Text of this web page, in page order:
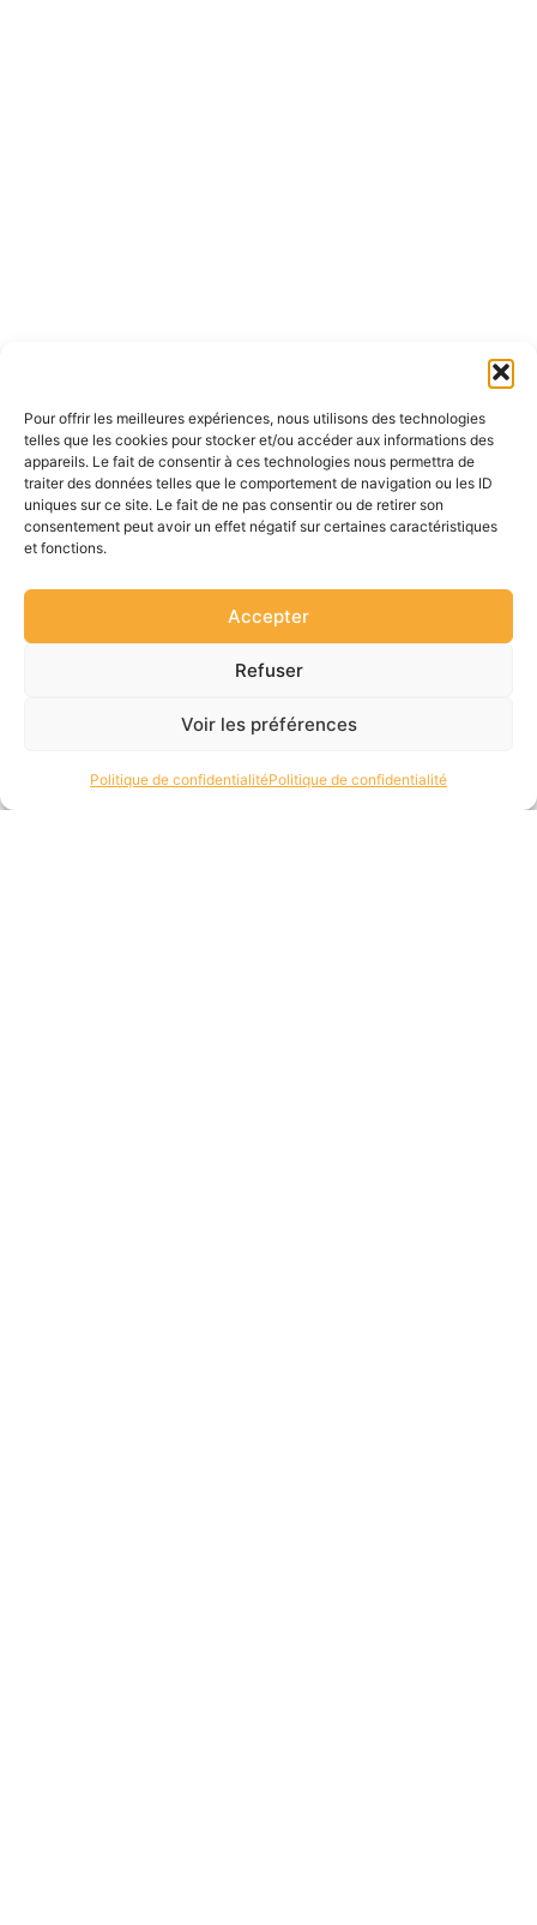
Pour offrir les meilleures expériences, nous utilisons des technologies
telles que les cookies pour stocker et/ou accéder aux informations des
appareils. Le fait de consentir à ces technologies nous permettra de
traiter des données telles que le comportement de navigation ou les ID
uniques sur ce site. Le fait de ne pas consentir ou de retirer son
consentement peut avoir un effet négatif sur certaines caractéristiques
et fonctions.
Accepter
Refuser
Voir les préférences
Politique de confidentialitéPolitique de confidentialité